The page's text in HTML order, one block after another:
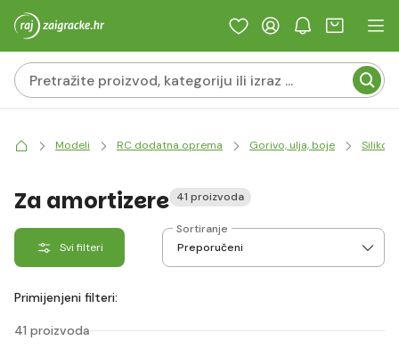
Modeli RC dodatna oprema Gorivo, ulja, boje
Za amortizere 41 proizvoda
Svi filteri
Sortiranje
Primijenjeni filteri:
41 proizvoda